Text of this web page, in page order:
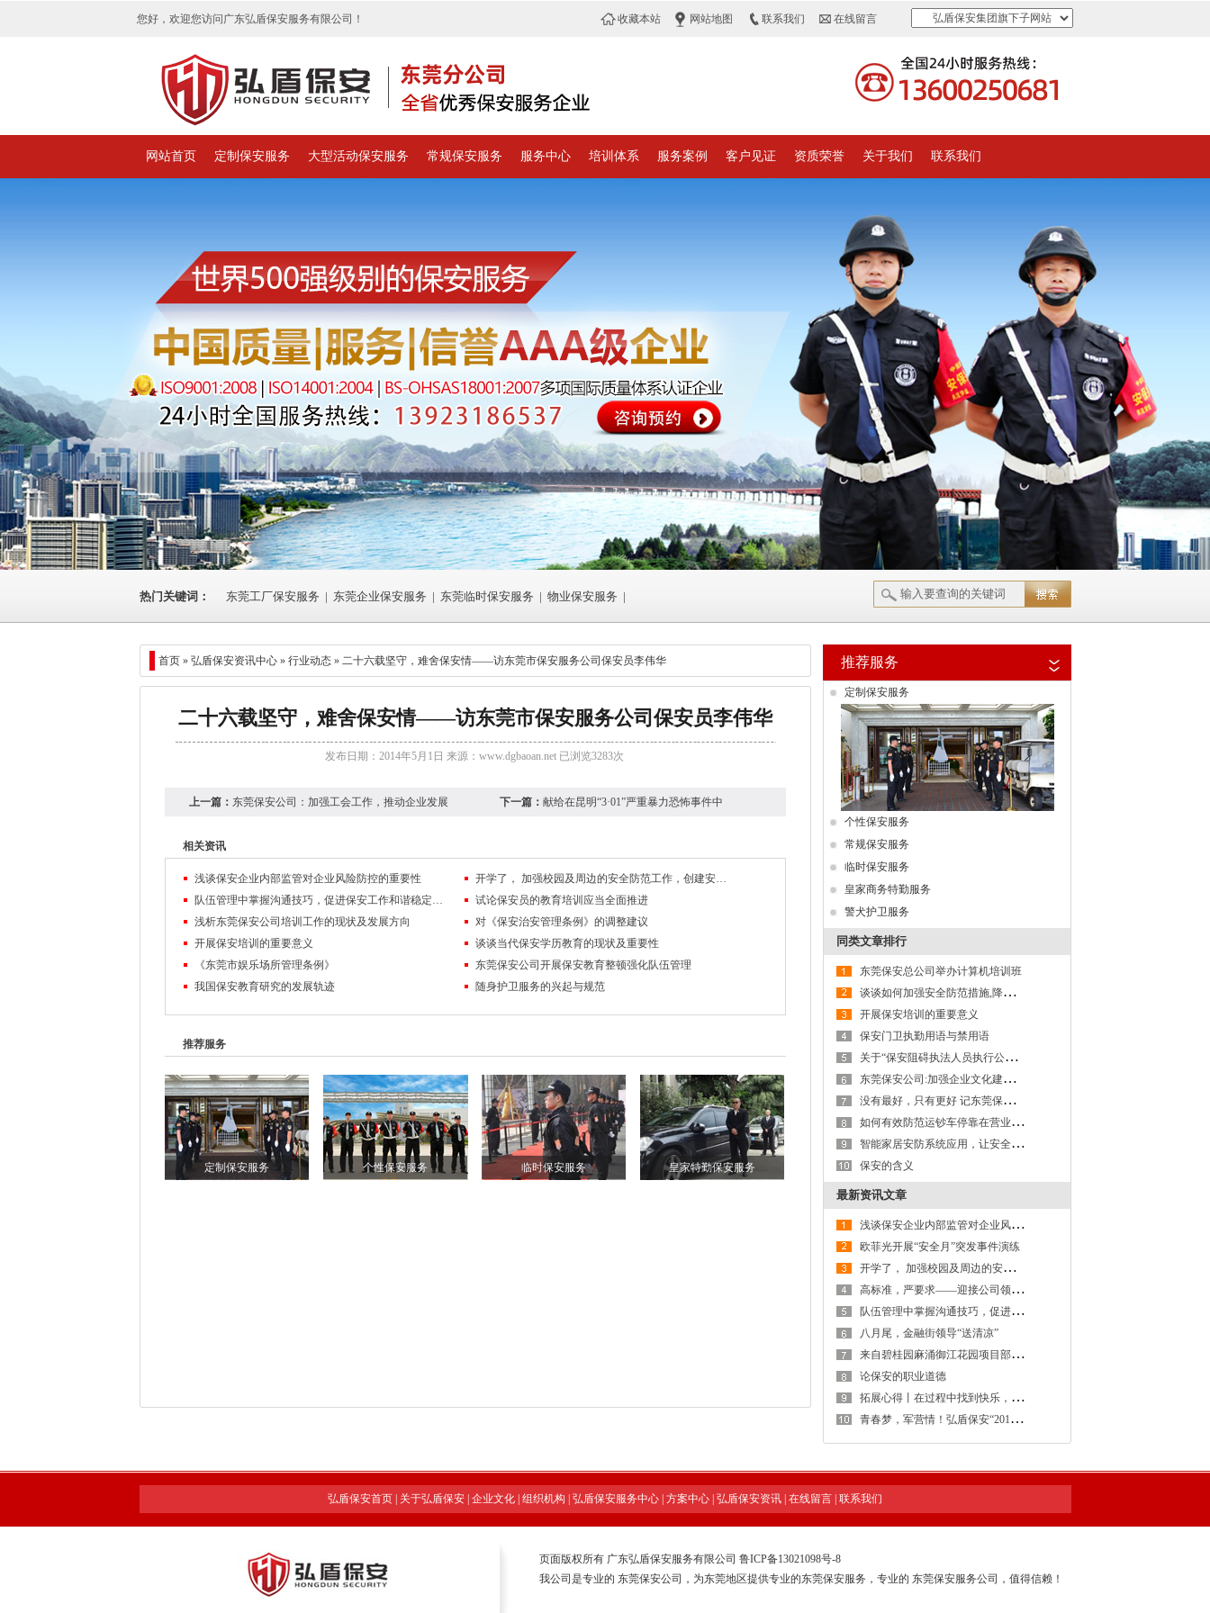
您好，欢迎您访问广东弘盾保安服务有限公司！ 收藏本站 网站地图 联系我们 在线留言 弘盾保安集团旗下子网站
网站首页 定制保安服务 大型活动保安服务 常规保安服务 服务中心 培训体系 服务案例 客户见证 资质荣誉 关于我们 联系我们
热门关键词： 东莞工厂保安服务 | 东莞企业保安服务 | 东莞临时保安服务 | 物业保安服务 |
首页 » 弘盾保安资讯中心» 行业动态» 二十六载坚守，难舍保安情——访东莞市保安服务公司保安员李伟华
二十六载坚守，难舍保安情——访东莞市保安服务公司保安员李伟华
发布日期：2014年5月1日 来源：www.dgbaoan.net 已浏览3283次
上一篇： 东莞保安公司：加强工会工作，推动企业发展 下一篇：献给在昆明“3·01”严重暴力恐怖事件中
相关资讯
浅谈保安企业内部监管对企业风险防控的重要性
开学了， 加强校园及周边的安全防范工作，创建安全稳定的校园及周边环境
队伍管理中掌握沟通技巧，促进保安工作和谐稳定发展
试论保安员的教育培训应当全面推进
浅析东莞保安公司培训工作的现状及发展方向
对《保安治安管理条例》的调整建议
开展保安培训的重要意义
谈谈当代保安学历教育的现状及重要性
《东莞市娱乐场所管理条例》
东莞保安公司开展保安教育整顿强化队伍管理
我国保安教育研究的发展轨迹
随身护卫服务的兴起与规范
推荐服务
定制保安服务 个性保安服务 临时保安服务 皇家特勤保安服务
推荐服务
定制保安服务
个性保安服务
常规保安服务
临时保安服务
皇家商务特勤服务
警犬护卫服务
同类文章排行
东莞保安总公司举办计算机培训班
谈
谈如何加强安全防范措施,降低保安职业风险
开展保安培训的重要意义
保安门卫执勤用语与禁用语
关
于“保安阻碍执法人员执行公务”问题的探讨
东
莞保安公司:加强企业文化建设,以文化力激活生产力
没
有最好，只有更好 记东莞保安服务公司第九大队保安班班长李成杰
如
何有效防范运钞车停靠在营业网点进行装卸款箱作业及款箱交接过程的操作风险
智
能家居安防系统应用，让安全更有保障---以东莞保安服务公司为例
保安的含义
最新资讯文章
浅
谈保安企业内部监管对企业风险防控的重要性
欧菲光开展“安全月”突发事件演练
开
学了， 加强校园及周边的安全防范工作，创建安全稳定的校园及周边环境
高
标准，严要求——迎接公司领导检查工作
队
伍管理中掌握沟通技巧，促进保安工作和谐稳定发展
八月尾，金融街领导“送清凉”
来
自碧桂园麻涌御江花园项目部感谢信
论保安的职业道德
拓
展心得丨在过程中找到快乐，在感悟中得到提升
青
春梦，军营情！弘盾保安“2018年度骨干拓展训练暨管理专项培训工作会议”全程回顾
弘盾保安首页 关于弘盾保安 企业文化 组织机构 弘盾保安服务中心 方案中心 弘盾保安资讯 在线留言 联系我们
页面版权所有 广东弘盾保安服务有限公司 鲁ICP备13021098号-8
我公司是专业的 东莞保安公司 ，为东莞地区提供专业的东莞保安服务，专业的 东莞保安服务公司 ，值得信赖！